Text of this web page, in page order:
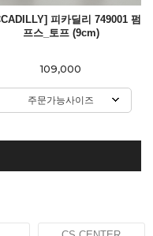
피카딜리 749001 펌
프스_토프 (9cm)
109,000
주문가능사이즈